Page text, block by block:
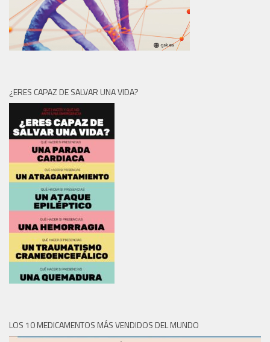
¿ERES CAPAZ DE SALVAR UNA VIDA?
LOS 10 MEDICAMENTOS MÁS VENDIDOS DEL MUNDO